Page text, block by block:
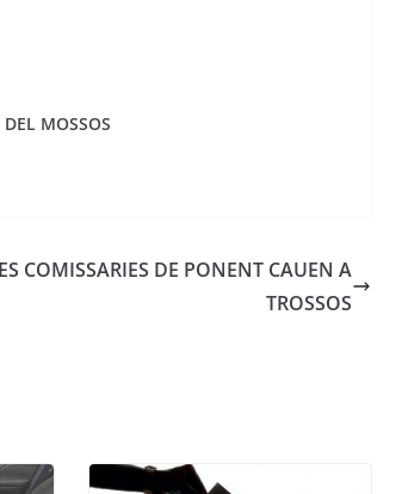
MOSSOS
COMISSARIES DE PONENT CAUEN A
TROSSOS